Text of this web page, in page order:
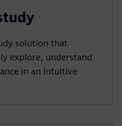
solution that
explore, understand
in an intuitive